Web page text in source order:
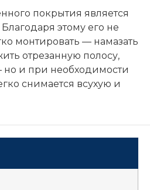
покрытия является
этому его не
монтировать — намазать
отрезанную полосу,
но и при необходимости
снимается всухую и